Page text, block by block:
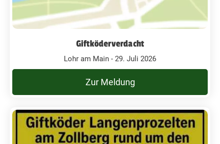
Giftköderverdacht
Lohr am Main - 29. Juli 2026
Zur Meldung